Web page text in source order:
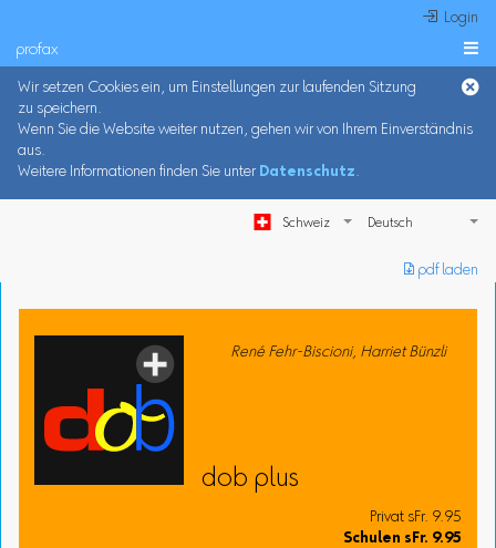
 Login
profax 
Wir setzen Cookies ein, um Einstellungen zur laufenden Sitzung
zu speichern.
Wenn Sie die Website weiter nutzen, gehen wir von Ihrem Einverständnis
aus.
Weitere Informationen finden Sie unter Datenschutz.
Schweiz
︎ pdf laden
René Fehr-Biscioni, Harriet Bünzli
dob plus
Privat sFr. 9.95
Schulen sFr. 9.95